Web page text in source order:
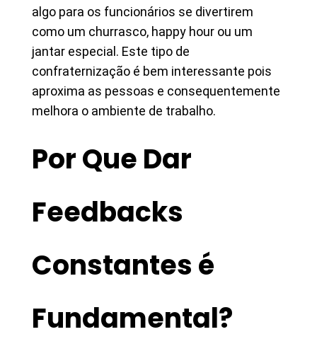
algo para os funcionários se divertirem
como um churrasco, happy hour ou um
jantar especial. Este tipo de
confraternização é bem interessante pois
aproxima as pessoas e consequentemente
melhora o ambiente de trabalho.
Por Que Dar
Feedbacks
Constantes é
Fundamental?